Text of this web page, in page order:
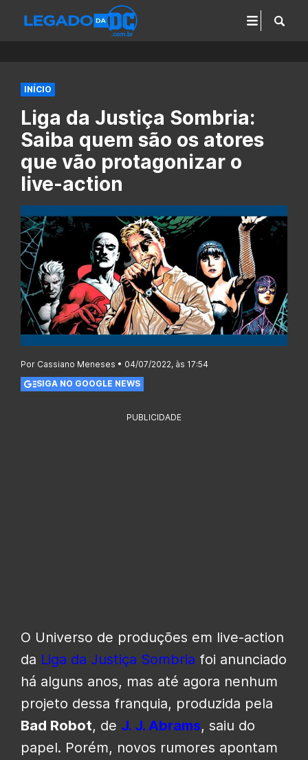
INÍCIO
Liga da Justiça Sombria:
Saiba quem são os atores
que vão protagonizar o
live-action
Por Cassiano Meneses • 04/07/2022, às 17:54
SIGA NO GOOGLE NEWS
PUBLICIDADE
O Universo de produções em live-action
da Liga da Justiça Sombria foi anunciado
há alguns anos, mas até agora nenhum
projeto dessa franquia, produzida pela
Bad Robot, de J. J. Abrams, saiu do
papel. Porém, novos rumores apontam